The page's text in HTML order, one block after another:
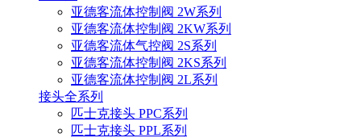
亚德客流体控制阀 2W系列
亚德客流体控制阀 2KW系列
亚德客流体气控阀 2S系列
亚德客流体控制阀 2KS系列
亚德客流体控制阀 2L系列
接头全系列
匹士克接头 PPC系列
匹士克接头 PPL系列